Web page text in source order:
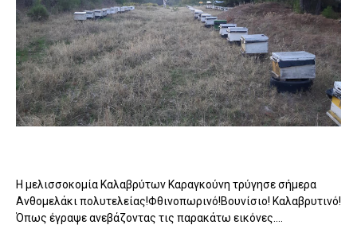
Η μελισσοκομία Καλαβρύτων Καραγκούνη τρύγησε σήμερα
Ανθομελάκι πολυτελείας!Φθινοπωρινό!Βουνίσιο! Καλαβρυτινό!
Όπως έγραψε ανεβάζοντας τις παρακάτω εικόνες....